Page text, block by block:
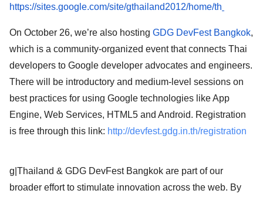
https://sites.google.com/site/gthailand2012/home/th
On October 26, we’re also hosting GDG DevFest Bangkok,
which is a community-organized event that connects Thai
developers to Google developer advocates and engineers.
There will be introductory and medium-level sessions on
best practices for using Google technologies like App
Engine, Web Services, HTML5 and Android. Registration
is free through this link: http://devfest.gdg.in.th/registration
g|Thailand & GDG DevFest Bangkok are part of our
broader effort to stimulate innovation across the web. By